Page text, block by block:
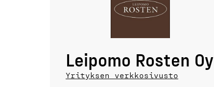
Leipomo Rosten Oy
Yrityksen verkkosivusto